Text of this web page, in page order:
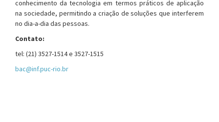
conhecimento da tecnologia em termos práticos de aplicação
na sociedade, permitindo a criação de soluções que interferem
no dia-a-dia das pessoas.
Contato:
tel: (21) 3527-1514 e 3527-1515
bac@inf.puc-rio.br